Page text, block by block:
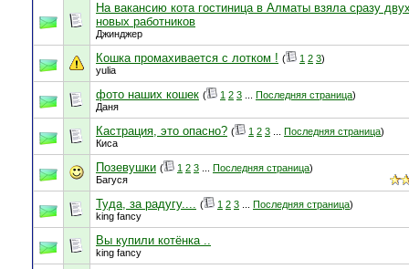
На вакансию кота гостиница в Алматы взяла сразу
новых работников
Джинджер
Кошка промахивается с лотком ! ( 1 2 3)
yulia
фото наших кошек ( 1 2 3 Последняя страница)
Даня
Кастрация, это опасно? ( 1 2 3 Последняя страница)
Киса
Позевушки ( 1 2 3 Последняя страница)
Багуся
Туда, за радугу.... ( 1 2 3 Последняя страница)
king fancy
Вы купили котёнка ..
king fancy